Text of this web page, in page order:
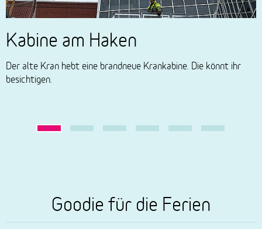
Kabine am Haken
Der alte Kran hebt eine brandneue Krankabine. Die könnt ihr
besichtigen.
Goodie für die Ferien